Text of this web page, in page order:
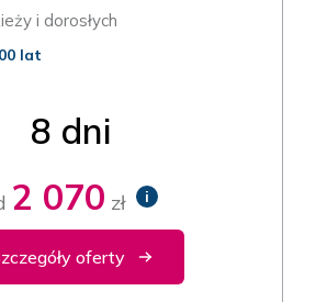
i dorosłych
lat
8 dni
2 070 zł i
oferty